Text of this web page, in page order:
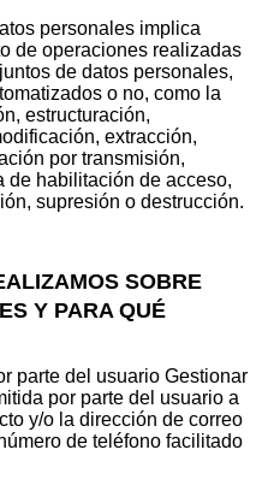
personales implica
de operaciones realizadas
de datos personales,
o no, como la
estructuración,
extracción,
por transmisión,
de habilitación de acceso,
supresión o destrucción.
SOBRE
Y PARA QUÉ
parte del usuario Gestionar
por parte del usuario a
y/o la dirección de correo
de teléfono facilitado